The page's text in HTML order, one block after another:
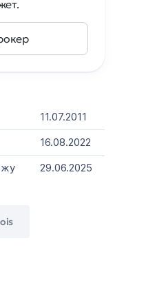
11.07.2011
16.08.2022
29.06.2025